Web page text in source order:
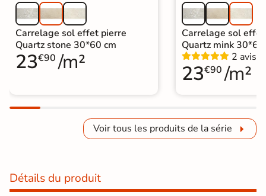
Carrelage sol effet pierre
Quartz stone 30*60 cm
23€90 /m²
Carrelage sol
Quartz mink 30*60
2 avis
23€90 /m²
Voir tous les produits de la série
Détails du produit